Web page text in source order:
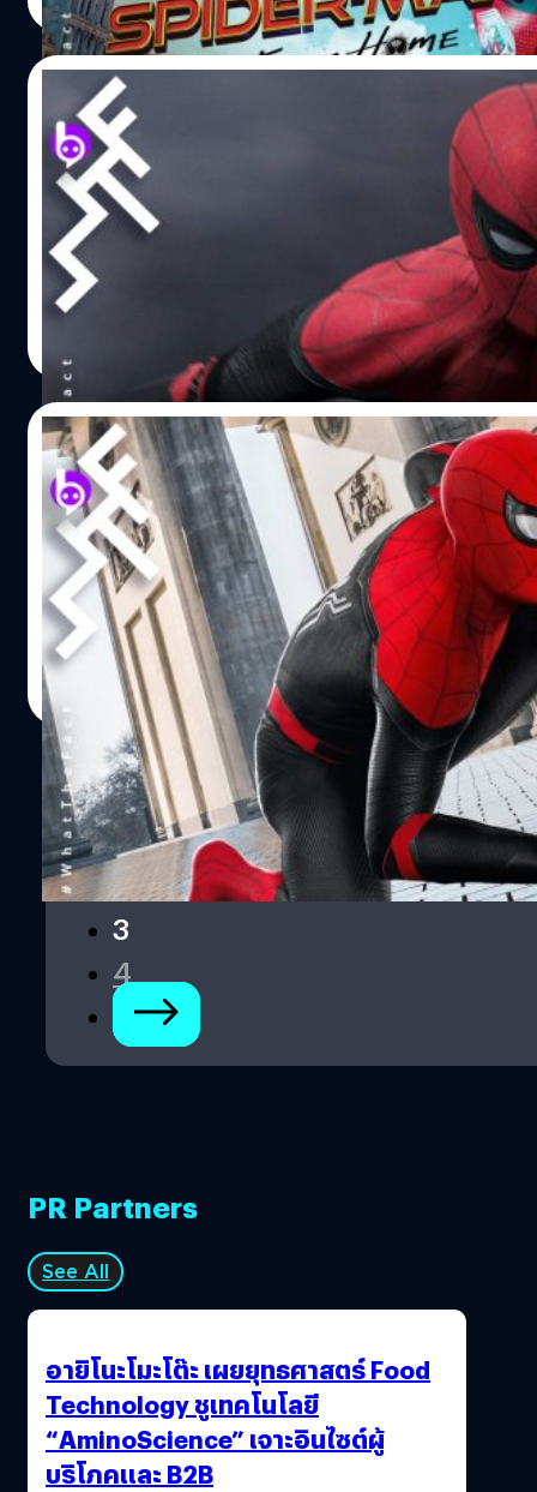
ก็ในเรื่องความสัมพันธ์ของเน็ดและเบ็ตตี้ ที่ภาคนี้บทของเบ็ต
แฟนกับพีเตอร์ พาร์กเกอร์ ด้วยนะ แต่เป็นช่วงสั้น ๆ พอเลิกร
บทบาทอย่างมากในจักรวาลสไปเดอร์แมน ในจักรวาลอื่น…
08/07/2019
10 อันดับ Box Office (5-7 ก.ค.) : Spider-
Spider-Man: Far From Home ภาพยนตร์ปิดท้าย Phase 3
ในสหรัฐอเมริกา (เปิดตัวตั้งแต่วันอังคารที่ 2 กรกฎาคม
แรกนั้นสูงถึง 580 ล้านเหรียญ จากทุนสร้าง 160 ล้านเหรีย
แอสเตอร์) จากผลงานสยองขวัญแห่งปี 2018 อย่าง
เหรียญ รวมรายได้จากการฉาย 5 วัน ทำไปแล้ว 10.9…
ปรีดี ฤกษ์วลีกุล
06/07/2019
แค่ 3 วัน! Spider-Man: Far From Home โก
โดยปกติแล้ว ภาพยนตร์ใหม่ส่วนใหญ่จะฉาย (ในสหรัฐอเมริ
Spider-Man: Far From Home นั้น มีกลยุทธิ์ทางการตลาด
(Independence Day) โดยเข้าฉายในวันอังคารตั้งแต่วันที่ 2
Spider-Man: Far From Home ทำรายได้ทั่วโลกไปมากกว่า
เหรียญ เลยทีเดียว รายได้ของ Spider-Man: Far From
ปรีดี ฤกษ์วลีกุล | 2589 days ago
Read More
1
2
3
4
PR Partners
See All
อายิโนะโมะโต๊ะ เผยยุทธศาสตร์ Food
Technology ชูเทคโนโลยี
“AminoScience” เจาะอินไซต์ผู้
บริโภคและ B2B